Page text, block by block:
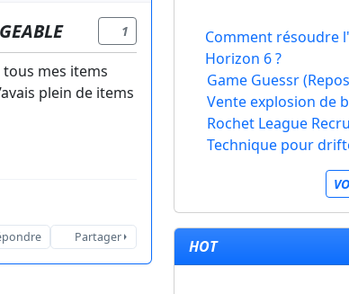
1
tous mes items
plein de items
Partager
Comment résoudre
Horizon 6 ?
Game Guessr
Vente explosion de
Rochet League
Technique pour
HOT